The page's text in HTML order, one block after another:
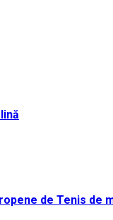
de Tenis de